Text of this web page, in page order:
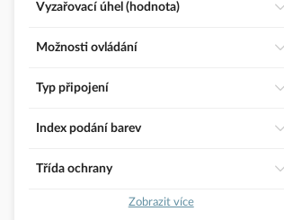
Vyzařovací úhel (hodnota)
Možnosti ovládání
Typ připojení
Index podání barev
třída ochrany
Zobrazit více